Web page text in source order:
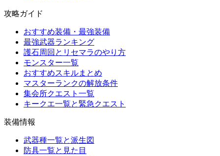
攻略ガイド
おすすめ装備・最強装備
最強武器ランキング
護石周回とリセマラのやり方
モンスター一覧
おすすめスキルまとめ
マスターランクの解放条件
集会所クエスト一覧
キークエ一覧と緊急クエスト
装備情報
武器種一覧と派生図
防具一覧と見た目